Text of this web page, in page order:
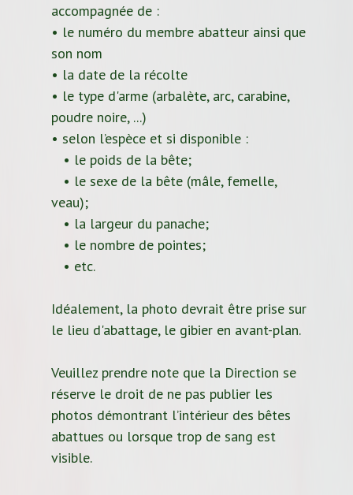
accompagnée de :
• le numéro du membre abatteur ainsi que
son nom
• la date de la récolte
• le type d'arme (arbalète, arc, carabine,
poudre noire, ...)
• selon l’espèce et si disponible :
• le poids de la bête;
• le sexe de la bête (mâle, femelle,
veau);
• la largeur du panache;
• le nombre de pointes;
• etc.
Idéalement, la photo devrait être prise sur
le lieu d'abattage, le gibier en avant-plan.
Veuillez prendre note que la Direction se
réserve le droit de ne pas publier les
photos démontrant l’intérieur des bêtes
abattues ou lorsque trop de sang est
visible.